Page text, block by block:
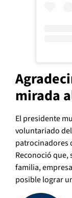
mirada
El presidente
voluntariado
patrocinadores
Reconoció
familia,
posible lograr